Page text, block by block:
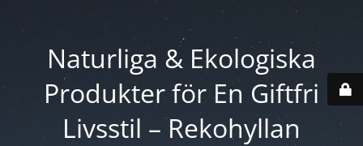
Naturliga & Ekologiska
Produkter för En Giftfri
Livsstil – Rekohyllan